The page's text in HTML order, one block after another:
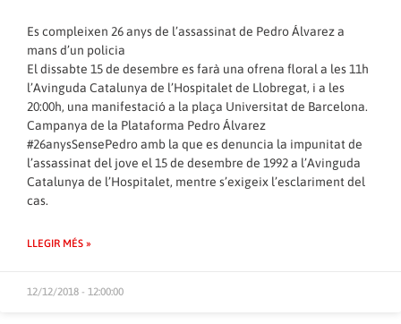
Es compleixen 26 anys de l’assassinat de Pedro Álvarez a
mans d’un policia
El dissabte 15 de desembre es farà una ofrena floral a les 11h
l’Avinguda Catalunya de l’Hospitalet de Llobregat, i a les
20:00h, una manifestació a la plaça Universitat de Barcelona.
Campanya de la Plataforma Pedro Álvarez
#26anysSensePedro amb la que es denuncia la impunitat de
l’assassinat del jove el 15 de desembre de 1992 a l’Avinguda
Catalunya de l’Hospitalet, mentre s’exigeix l’esclariment del
cas.
LLEGIR MÉS »
12/12/2018 - 12:00:00